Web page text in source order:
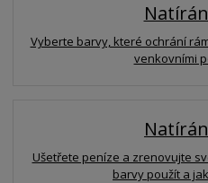
Vyberte barvy, které ochrání
venkovními
Ušetřete peníze a zrenovujte
barvy použít a